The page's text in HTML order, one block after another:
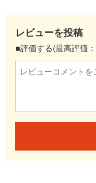
レビューを投稿
■評価する(最高評価：